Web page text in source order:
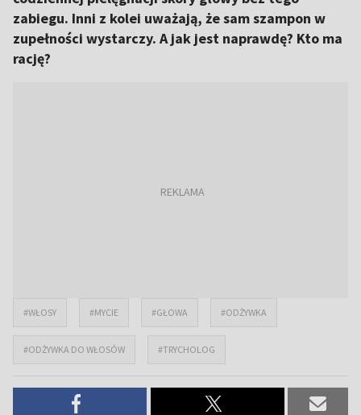
zabiegu. Inni z kolei uważają, że sam szampon w
zupełności wystarczy. A jak jest naprawdę? Kto ma
rację?
#WŁOSY #MYCIE #GŁOWA #ODŻYWKA
#ODŻYWKA DO WŁOSÓW #TRYCHOLOG